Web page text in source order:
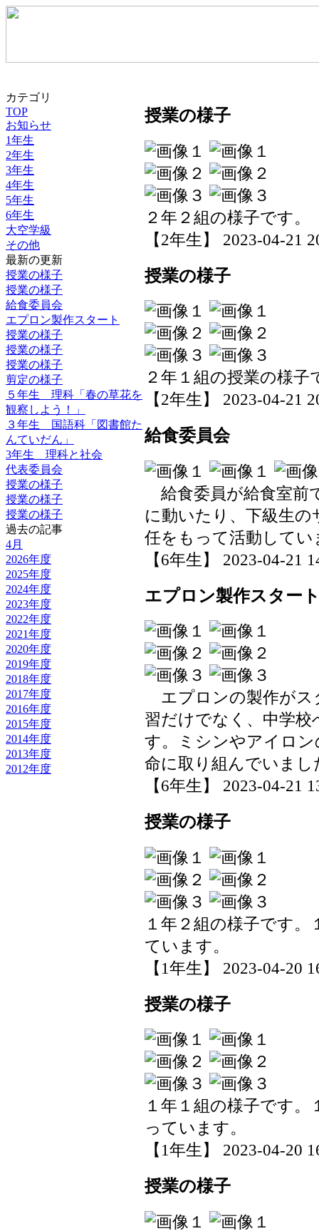
カテゴリ
TOP
お知らせ
1年生
2年生
3年生
4年生
5年生
6年生
大空学級
その他
最新の更新
授業の様子
授業の様子
給食委員会
エプロン製作スタート
授業の様子
授業の様子
授業の様子
剪定の様子
５年生 理科「春の草花を
観察しよう！」
３年生 国語科「図書館た
んていだん」
3年生 理科と社会
代表委員会
授業の様子
授業の様子
授業の様子
過去の記事
4月
2026年度
2025年度
2024年度
2023年度
2022年度
2021年度
2020年度
2019年度
2018年度
2017年度
2016年度
2015年度
2014年度
2013年度
2012年度
授業の様子
２年２組の様子です。
【2年生】 2023-04-21
授業の様子
２年１組の授業の様子
【2年生】 2023-04-21
給食委員会
給食委員が給食室前
に動いたり、下級生
任をもって活動してい
【6年生】 2023-04-21
エプロン製作スター
エプロンの製作がス
習だけでなく、中学
す。ミシンやアイロ
命に取り組んでいまし
【6年生】 2023-04-21
授業の様子
１年２組の様子です
ています。
【1年生】 2023-04-20
授業の様子
１年１組の様子です
っています。
【1年生】 2023-04-20
授業の様子